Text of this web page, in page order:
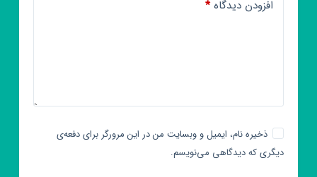
افزودن دیدگاه*
ذخیره نام، ایمیل و وبسایت من در این مرورگر برای دفعه‌ی
دیگری که دیدگاهی می‌نویسم.